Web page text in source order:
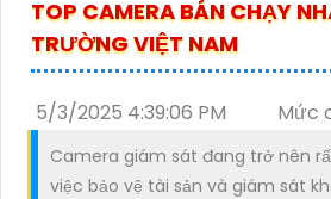
TOP CAMERA BÁN CHẠY
TRƯỜNG VIỆT NAM
5/3/2025 4:39:06 PM Mức
Camera giám sát đang trở nên
việc bảo vệ tài sản và giám sát